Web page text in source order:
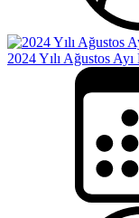
2024 Yılı Ağustos